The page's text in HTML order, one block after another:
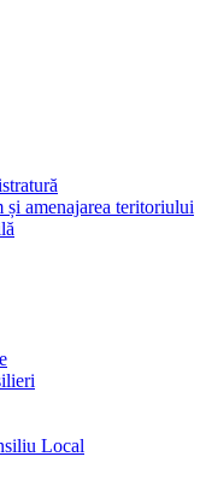
amenajarea teritoriului
Local